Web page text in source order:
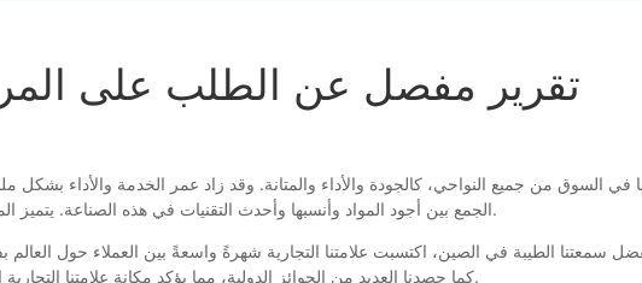
تقرير مفصل عن الطلب على
الجمع بين أجود المواد وأنسبها وأحدث التقنيات في هذه الصناعة. يتميز المنتج بقيمة اقتصادية عالية وفرص سوقية واسعة.
كما حصدنا العديد من الجوائز الدولية، مما يؤكد مكانة علامتنا التجارية المرموقة وسمعتنا المرموقة في السوق الدولية.